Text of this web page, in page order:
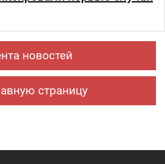
новостей
страницу